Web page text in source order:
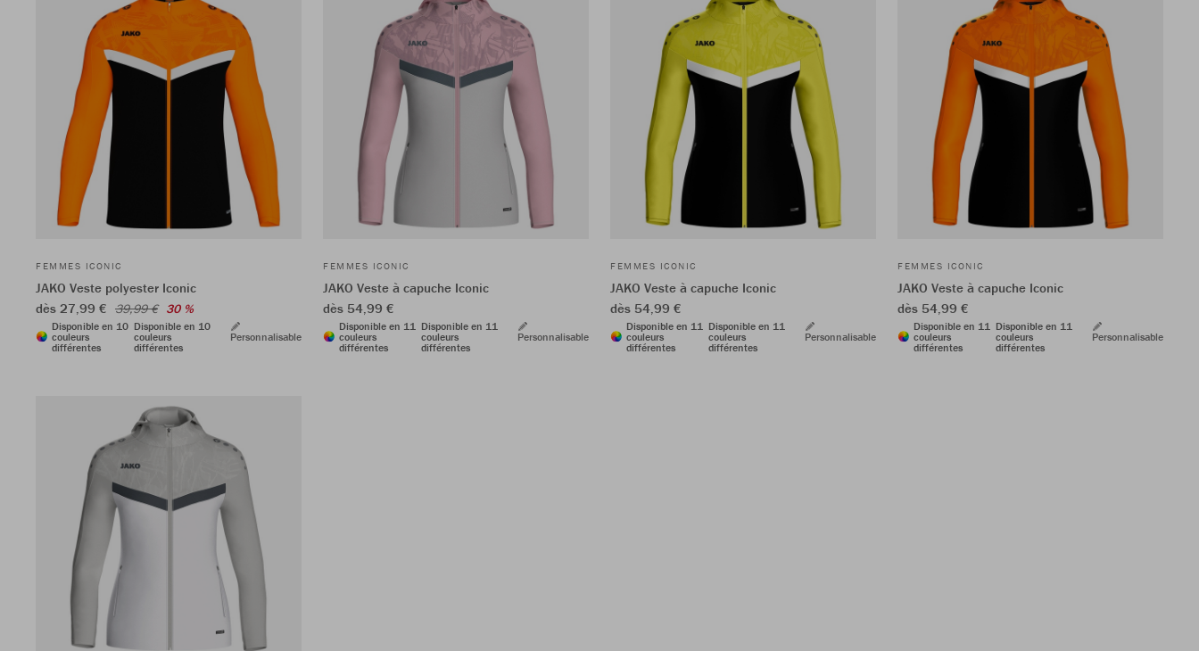
FEMMES ICONIC
JAKO Veste polyester Iconic
dès 27,99 € 39,99 € 30 %
Disponible en 10
couleurs
différentes
Disponible en 10
couleurs
différentes
Personnalisable
FEMMES ICONIC
JAKO Veste à capuche Iconic
dès 54,99 €
Disponible en 11
couleurs
différentes
Disponible en 11
couleurs
différentes
Personnalisable
FEMMES ICONIC
JAKO Veste à capuche Iconic
dès 54,99 €
Disponible en 11
couleurs
différentes
Disponible en 11
couleurs
différentes
Personnalisable
FEMMES ICONIC
JAKO Veste à capuche Iconic
dès 54,99 €
Disponible en 11
couleurs
différentes
Disponible en 11
couleurs
différentes
Personnalisable